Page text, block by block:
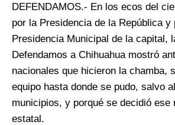
DEFENDAMOS.- En los ecos del
por la Presidencia de la República y
Presidencia Municipal de la capital,
Defendamos a Chihuahua mostró
nacionales que hicieron la chamba,
equipo hasta donde se pudo, salvo
municipios, y porqué se decidió ese
estatal.